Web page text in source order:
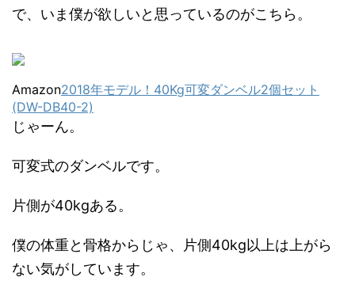
で、いま僕が欲しいと思っているのがこちら。
Amazon2018年モデル！40Kg可変ダンベル2個セット
(DW-DB40-2)
じゃーん。
可変式のダンベルです。
片側が40kgある。
僕の体重と骨格からじゃ、片側40kg以上は上がら
ない気がしています。